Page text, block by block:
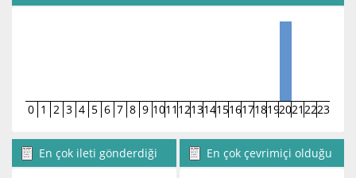
0 1 2 3 4 5 6 7 8 9 1011 12131415161718192021 2223
En çok ileti gönderdiği
En çok çevrimiçi olduğu